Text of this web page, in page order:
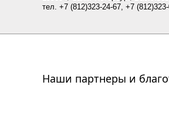
тел. +7 (812)323-24-67, +7
Наши партнеры и